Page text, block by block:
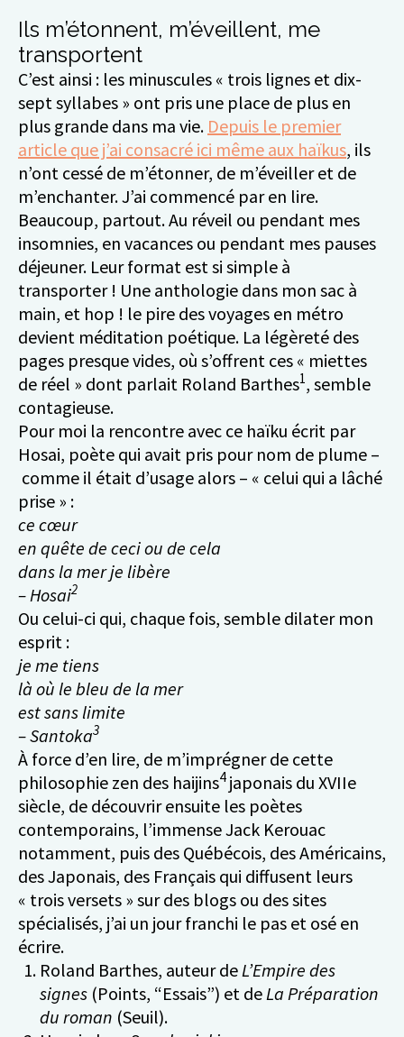
Ils m’étonnent, m’éveillent, me
transportent
C’est ainsi : les minuscules « trois lignes et dix-
sept syllabes » ont pris une place de plus en
plus grande dans ma vie. Depuis le premier
article que j’ai consacré ici même aux haïkus, ils
n’ont cessé de m’étonner, de m’éveiller et de
m’enchanter. J’ai commencé par en lire.
Beaucoup, partout. Au réveil ou pendant mes
insomnies, en vacances ou pendant mes pauses
déjeuner. Leur format est si simple à
transporter ! Une anthologie dans mon sac à
main, et hop ! le pire des voyages en métro
devient méditation poétique. La légèreté des
pages presque vides, où s’offrent ces « miettes
de réel » dont parlait Roland Barthes1, semble
contagieuse.
Pour moi la rencontre avec ce haïku écrit par
Hosai, poète qui avait pris pour nom de plume –
comme il était d’usage alors – « celui qui a lâché
prise » :
ce cœur
en quête de ceci ou de cela
dans la mer je libère
– Hosai2
Ou celui-ci qui, chaque fois, semble dilater mon
esprit :
je me tiens
là où le bleu de la mer
est sans limite
– Santoka3
À force d’en lire, de m’imprégner de cette
philosophie zen des haijins4japonais du XVIIe
siècle, de découvrir ensuite les poètes
contemporains, l’immense Jack Kerouac
notamment, puis des Québécois, des Américains,
des Japonais, des Français qui diffusent leurs
« trois versets » sur des blogs ou des sites
spécialisés, j’ai un jour franchi le pas et osé en
écrire.
Roland Barthes, auteur de L’Empire des
signes (Points, “Essais”) et de La Préparation
du roman (Seuil).